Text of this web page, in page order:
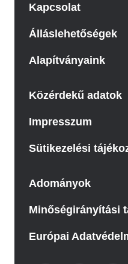
Kapcsolat
Álláslehetőségek
Alapítványaink
Közérdekű adatok
Impresszum
Sütikezelési
Adományok
Minőségirányítási
Európai